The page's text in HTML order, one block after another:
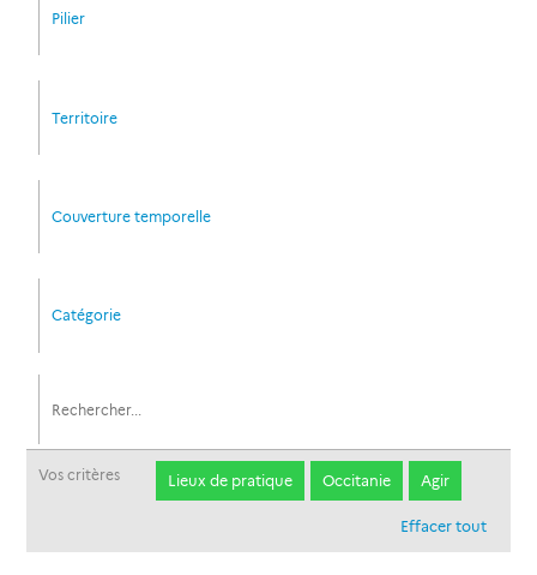
Pilier
Territoire
Couverture temporelle
Catégorie
Vos critères Lieux de pratique Occitanie Agir
Effacer tout